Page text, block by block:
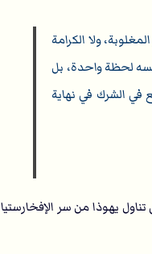
ولا الكرامة
لحظة واحدة، بل
في الشرك في نهاية
يهوذا من سر الإفخارستيا